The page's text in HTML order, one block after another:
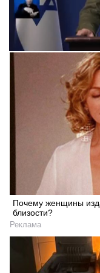
Следующее видео
Почему женщины
близости?
Реклама